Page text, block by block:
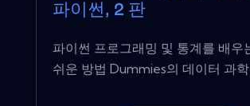
파이썬, 2 판
파이썬 프로그래밍 및 통계를 배우
쉬운 방법 Dummies의 데이터 과학